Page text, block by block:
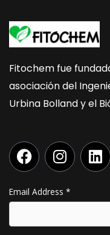
Fitochem fue
asociación del
Urbina Bolland y el
F
a
c
e
b
o
I
n
s
t
a
g
L
i
n
e
d
Email Address *